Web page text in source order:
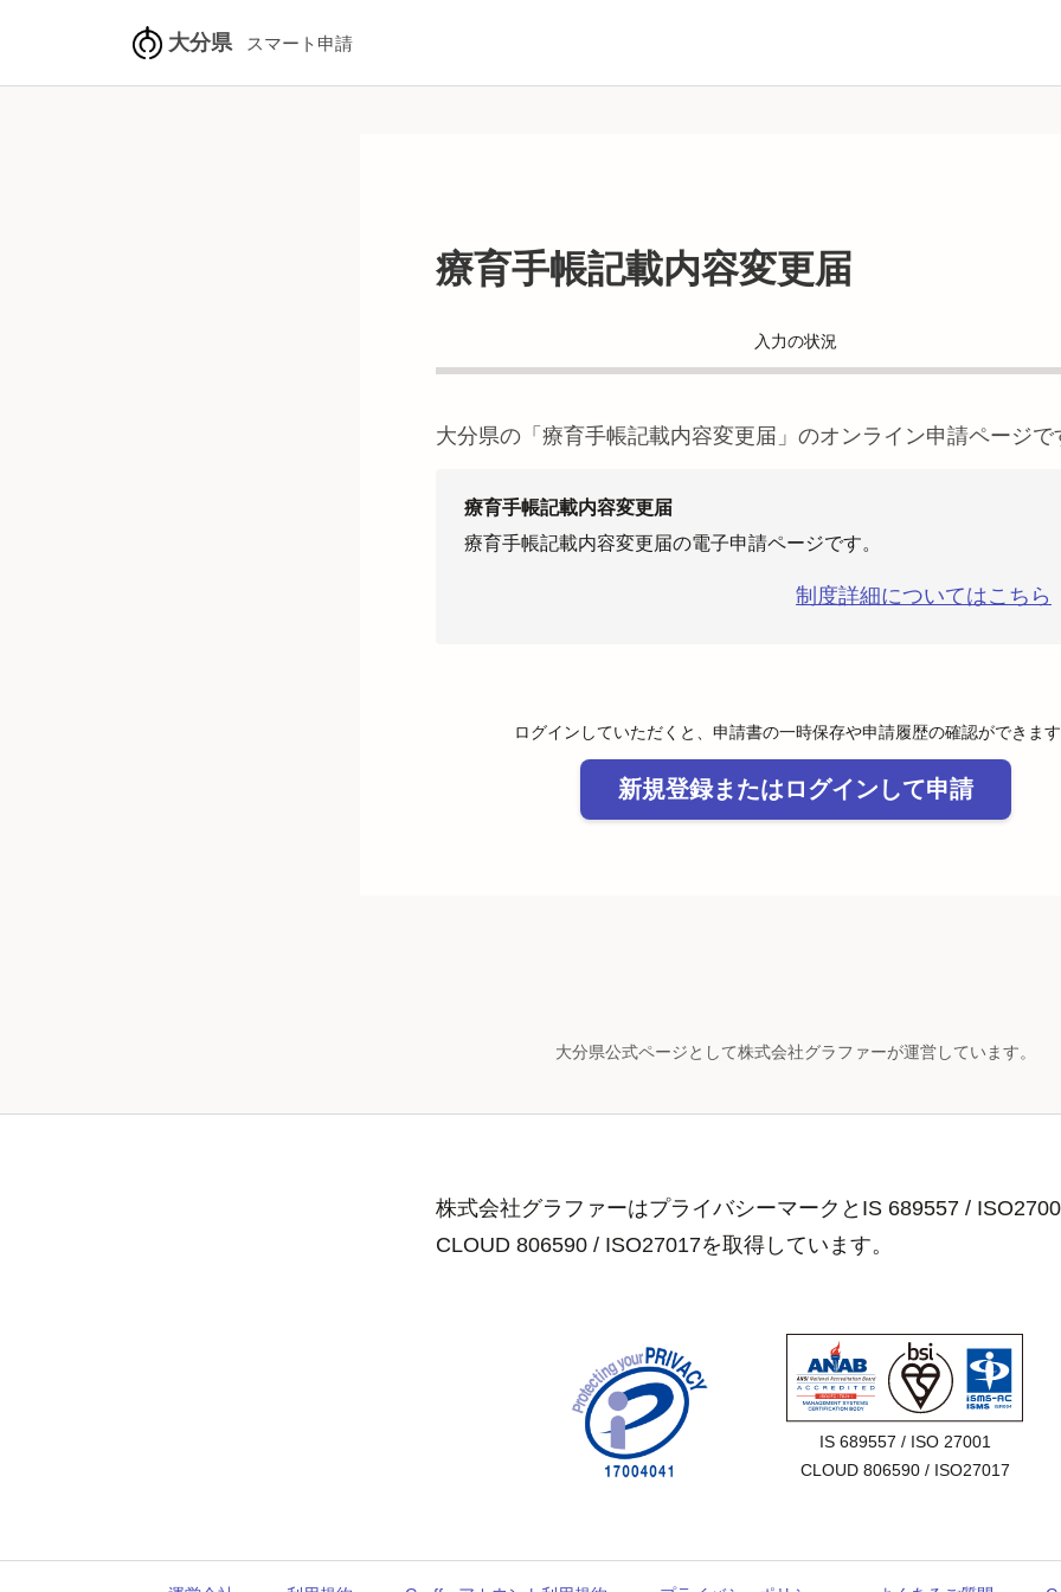
大分県 スマート申請
療育手帳記載内容変更届
入力の状況
大分県の「 療育手帳記載内容変更届 」のオンライン申請ページで
療育手帳記載内容変更届
療育手帳記載内容変更届の電子申請ページです。
制度詳細についてはこちら
ログインしていただくと、申請書の一時保存や申請履歴の確認ができま
新規登録またはログインして申請
大分県公式ページとして株式会社グラファーが運営しています。
株式会社グラファーはプライバシーマークとIS 689557 /
CLOUD 806590 / ISO27017を取得しています。
IS 689557 / ISO 27001
CLOUD 806590 / ISO27017